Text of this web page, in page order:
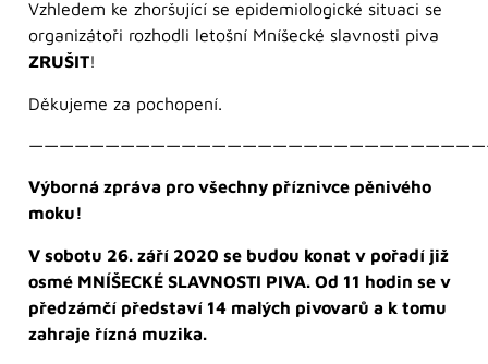
Vzhledem ke zhoršující se epidemiologické situaci se
organizátoři rozhodli letošní Mníšecké slavnosti piva
ZRUŠIT!
Děkujeme za pochopení.
Výborná zpráva pro všechny příznivce pěnivého
moku!
V sobotu 26. září 2020 se budou konat v pořadí již
osmé MNÍŠECKÉ SLAVNOSTI PIVA. Od 11 hodin se v
předzámčí představí 14 malých pivovarů a k tomu
zahraje řízná muzika.